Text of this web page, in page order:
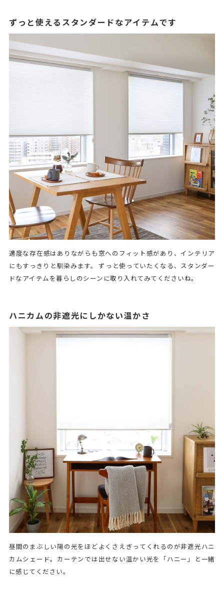
ずっと使えるスタンダードなアイテムです
適度な存在感はありながらも窓へのフィット感があり、インテリア
にもすっきりと馴染みます。 ずっと使っていたくなる、スタンダー
ドなアイテムを暮らしのシーンに取り入れてみてくださいね。
ハニカムの非遮光にしかない温かさ
昼間のまぶしい陽の光をほどよくさえぎってくれるのが非遮光ハニ
カムシェード。カーテンでは出せない温かい光を「ハニー」と一緒
に感じてください。